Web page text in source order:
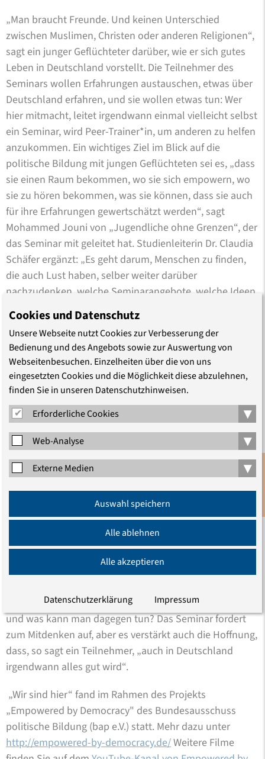
„Man braucht Freunde. Und keinen Unterschied
zwischen Muslimen, Christen oder anderen Religionen“,
sagt ein junger Geflüchteter darüber, wie er sich gutes
Leben in Deutschland vorstellt. Die Teilnehmer des
Seminars wollen Erfahrungen austauschen, etwas über
Deutschland erfahren, und sie wollen etwas tun: Wer
hier mitmacht, leitet irgendwann einmal vielleicht selbst
ein Seminar, wird Peer-Trainer*in, um anderen zu helfen
anzukommen. Ein wichtiges Ziel im Blick auf die
politische Bildung mit jungen Geflüchteten sei es, „dass
sie einen Raum bekommen, wo sie sich empowern, wo
sie zu hören bekommen, was sie können, dass sie auch
für ihre Erfahrungen gewertschätzt werden“, sagt
Mohammed Jouni von „Jugendliche ohne Grenzen“, der
das Seminar mit geleitet hat. Studienleiterin Dr. Claudia
Schäfer ergänzt: „Es geht darum, Menschen zu finden,
die auch Lust haben, selber weiter darüber
nachzudenken, welche Seminarangebote, welche Ideen,
welche Aktivitäten für andere Geflüchtete hier in
Deutschland interessant sein könnten.“
In diesem ersten Schritt sei es ihr in allererster Linie
darum gegangen, zuzuhören und zu verstehen, was
junge Menschen mit Fluchterfahrung bewegt und
die Studienleiterin nach der Veranstaltung. „Dafür haben
wir viele verschiedene inhaltliche und methodische
Impulse aus der historisch-politischen Bildung, der
Antidiskriminierungsarbeit, der Körperarbeit und vieles
mehr gesetzt. Das Interesse und die eigenen
weiterführenden Ideen für die Arbeit im Projekt haben
unsere Erwartungen weit übertroffen.“
„Wir sind hier“ ist ein Anfang mit Singen, Rollenspielen
und vielen Diskussionen. Was sind Kategorien von
Diskriminierung? Ist die verstärkte Polizeikontrolle
Sicherheitsmaßnahme? Wie entsteht Diskriminierung
und was kann man dagegen tun? Das Seminar fordert
zum Mitdenken auf, aber es verstärkt auch die Hoffnung,
dass, so sagt ein Teilnehmer, „auch in Deutschland
irgendwann alles gut wird“.
„Wir sind hier“ fand im Rahmen des Projekts
„Empowered by Democracy" des Bundesausschuss
politische Bildung (bap e.V.) statt. Mehr dazu unter
http://empowered-by-democracy.de/Weitere Filme
Anmeldung
Cookies und Datenschutz
Unsere Webseite nutzt Cookies zur Verbesserung der
Bedienung und des Angebots sowie zur Auswertung von
Webseitenbesuchen. Einzelheiten über die von uns
eingesetzten Cookies und die Möglichkeit diese abzulehnen,
finden Sie in unseren Datenschutzhinweisen.
Erforderliche Cookies
▾
Web-Analyse ▾
Externe Medien ▾
Auswahl speichern
Alle ablehnen
Alle akzeptieren
Datenschutzerklärung Impressum